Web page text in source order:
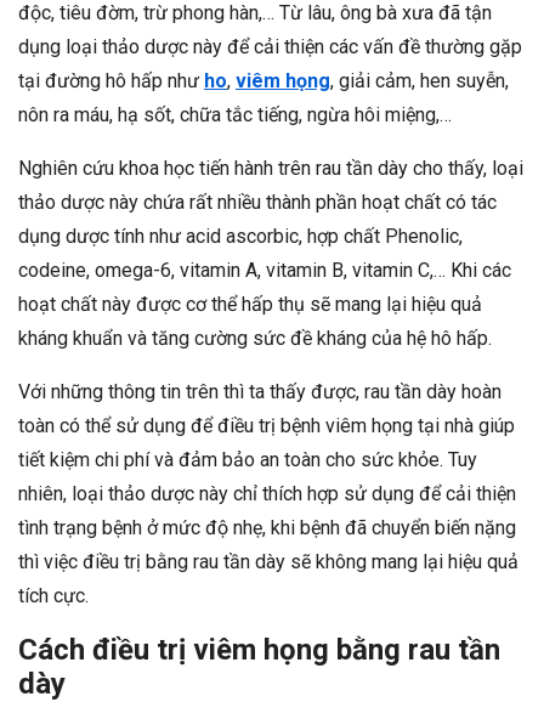
độc, tiêu đờm, trừ phong hàn,… Từ lâu, ông bà xưa đã tận
dụng loại thảo dược này để cải thiện các vấn đề thường gặp
tại đường hô hấp như ho, viêm họng, giải cảm, hen suyễn,
nôn ra máu, hạ sốt, chữa tắc tiếng, ngừa hôi miệng,…
Nghiên cứu khoa học tiến hành trên rau tần dày cho thấy, loại
thảo dược này chứa rất nhiều thành phần hoạt chất có tác
dụng dược tính như acid ascorbic, hợp chất Phenolic,
codeine, omega-6, vitamin A, vitamin B, vitamin C,… Khi các
hoạt chất này được cơ thể hấp thụ sẽ mang lại hiệu quả
kháng khuẩn và tăng cường sức đề kháng của hệ hô hấp.
Với những thông tin trên thì ta thấy được, rau tần dày hoàn
toàn có thể sử dụng để điều trị bệnh viêm họng tại nhà giúp
tiết kiệm chi phí và đảm bảo an toàn cho sức khỏe. Tuy
nhiên, loại thảo dược này chỉ thích hợp sử dụng để cải thiện
tình trạng bệnh ở mức độ nhẹ, khi bệnh đã chuyển biến nặng
thì việc điều trị bằng rau tần dày sẽ không mang lại hiệu quả
tích cực.
Cách điều trị viêm họng bằng rau tần
dày